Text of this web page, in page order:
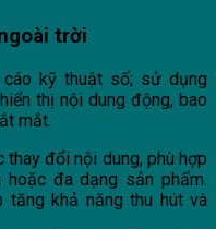
trời
kỹ thuật số; sử dụng
thị nội dung động, bao
mắt.
thay đổi nội dung, phù hợp
đa dạng sản phẩm.
tăng khả năng thu hút và